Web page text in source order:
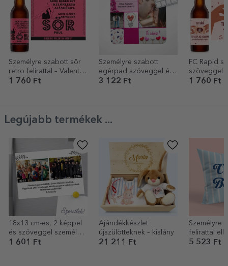
Személyre szabott sör
retro felirattal – Valentin-
napi sör
1 760 Ft
Személyre szabott
egérpad szöveggel és
fotóval - Love
3 122 Ft
FC Rapid
szöveggel
szabva -
1 760 Ft
Legújabb termékek ...
18x13 cm-es, 2 képpel
és szöveggel személyre
szabott mágnes –
1 601 Ft
Ajándékkészlet
újszülötteknek – kislány
21 211 Ft
Személyre
felirattal
5 523 Ft